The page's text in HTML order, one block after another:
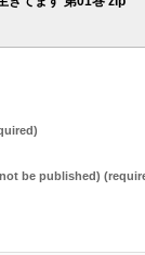
be published)